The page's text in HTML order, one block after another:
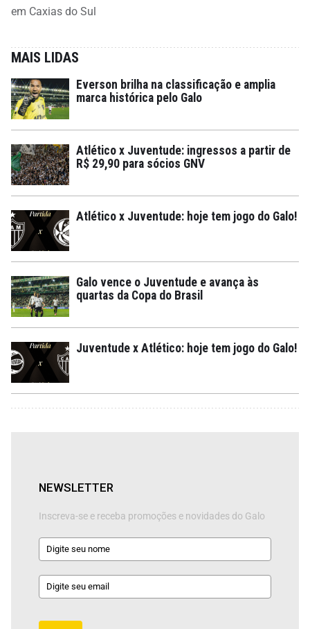
em Caxias do Sul
MAIS LIDAS
Everson brilha na classificação e amplia
marca histórica pelo Galo
Atlético x Juventude: ingressos a partir de
R$ 29,90 para sócios GNV
Atlético x Juventude: hoje tem jogo do Galo!
Galo vence o Juventude e avança às
quartas da Copa do Brasil
Juventude x Atlético: hoje tem jogo do Galo!
NEWSLETTER
Inscreva-se e receba promoções e novidades do Galo